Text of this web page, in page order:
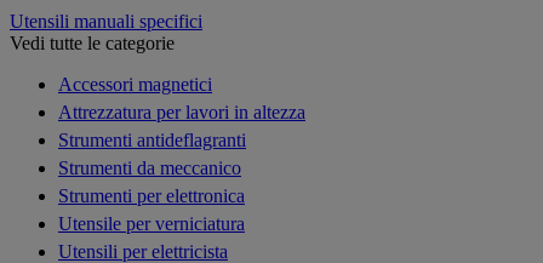
Utensili manuali specifici
Vedi tutte le categorie
Accessori magnetici
Attrezzatura per lavori in altezza
Strumenti antideflagranti
Strumenti da meccanico
Strumenti per elettronica
Utensile per verniciatura
Utensili per elettricista